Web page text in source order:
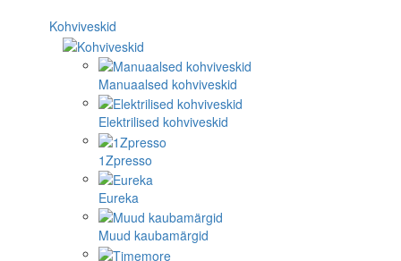
Kohviveskid
Manuaalsed kohviveskid
Elektrilised kohviveskid
1Zpresso
Eureka
Muud kaubamärgid